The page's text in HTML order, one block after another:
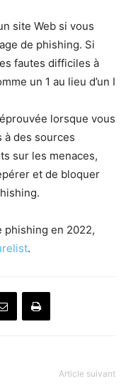
site Web si vous
de phishing. Si
fautes difficiles à
un 1 au lieu d’un I
lorsque vous
à des sources
sur les menaces,
et de bloquer
phishing en 2022,
.
Article suivant